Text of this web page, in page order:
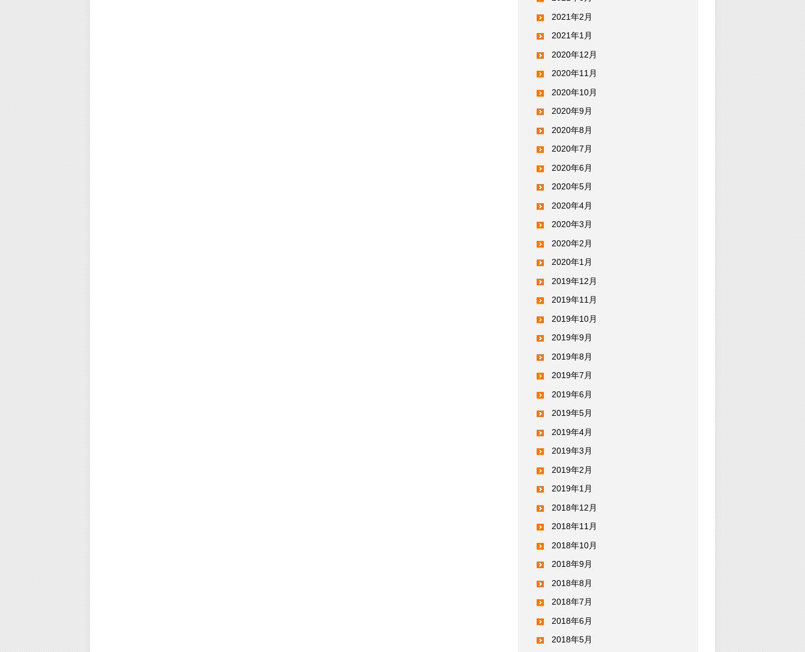
2021年2月
2021年1月
2020年12月
2020年11月
2020年10月
2020年9月
2020年8月
2020年7月
2020年6月
2020年5月
2020年4月
2020年3月
2020年2月
2020年1月
2019年12月
2019年11月
2019年10月
2019年9月
2019年8月
2019年7月
2019年6月
2019年5月
2019年4月
2019年3月
2019年2月
2019年1月
2018年12月
2018年11月
2018年10月
2018年9月
2018年8月
2018年7月
2018年6月
2018年5月